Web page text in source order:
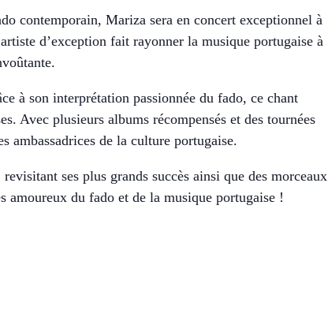
contemporain, Mariza sera en concert exceptionnel à
d’exception fait rayonner la musique portugaise à
à son interprétation passionnée du fado, ce chant
Avec plusieurs albums récompensés et des tournées
ambassadrices de la culture portugaise.
ses plus grands succès ainsi que des morceaux
amoureux du fado et de la musique portugaise !